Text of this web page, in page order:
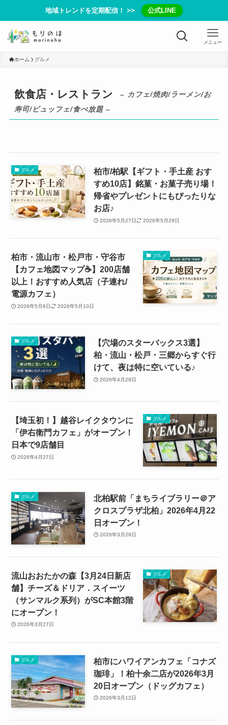
地域トレンドを定期配信！ >> 公式LINE
メニュー
ホーム グルメ
飲食店・レストラン
– カフェ/焼肉/ラーメン/お
寿司/ビュッフェ/食べ放題 –
グルメ
柏市/柏駅【ギフト・手土産 おす
すめ10店】銘菓・お菓子売り場！
帰省やプレゼントにもぴったりな
お店♪
2026年5月27日 2026年5月29日
グルメ
柏市・流山市・松戸市・守谷市
【カフェ地図マップ☕️】200店舗
以上！おすすめ人気店（子連れ/
電源カフェ）
2026年5月8日 2026年5月10日
グルメ
【穴場のスターバックス3選】
柏・流山・松戸・三郷からすぐ行
けて、夜は特に空いている♪
2026年4月29日
グルメ
【埼玉初！】越谷レイクタウンに
「伊右衛門カフェ」がオープン！
日本で9店舗目
2026年4月27日
グルメ
北柏駅前「まちライブラリー＠ア
クロスプラザ北柏」2026年4月22
日オープン！
2026年3月29日
グルメ
流山おおたかの森【3月24日新店
舗】チーズ＆ドリア．スイーツ
（サンマルク系列）がSC本館3階
にオープン！
2026年3月27日
グルメ
柏市にハワイアンカフェ「コナズ
珈琲」！柏十余二店が2026年3月
20日オープン（ドッグカフェ）
2026年3月12日